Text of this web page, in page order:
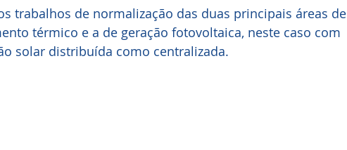
trabalhos de normalização das duas principais áreas de
térmico e a de geração fotovoltaica, neste caso com
solar distribuída como centralizada.